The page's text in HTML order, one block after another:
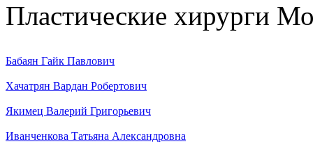
Пластические хирурги
Бабаян Гайк Павлович
Хачатрян Вардан Робертович
Якимец Валерий Григорьевич
Иванченкова Татьяна Александровна